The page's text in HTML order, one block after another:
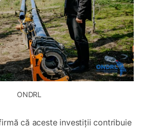
ONDRL
că aceste investiții contribuie